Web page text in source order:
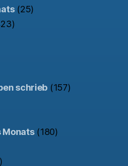
(25)
schrieb (157)
Monats(180)